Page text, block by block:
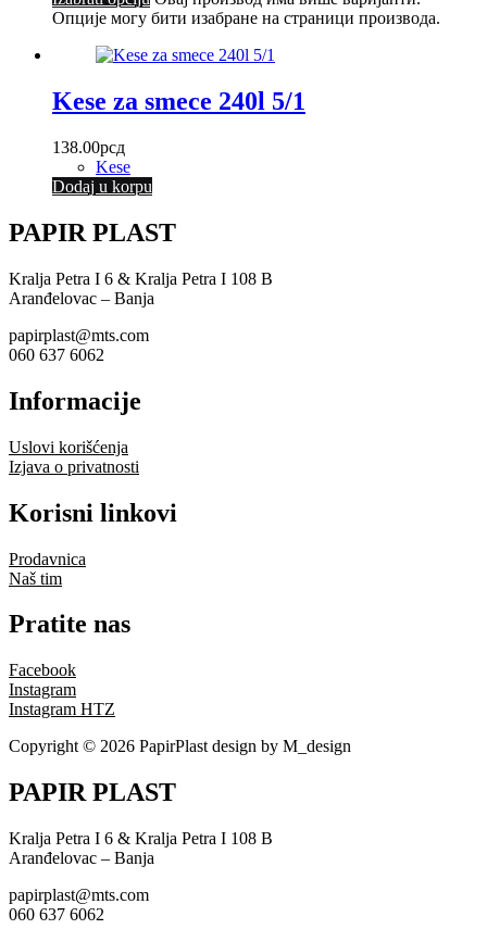
Опције могу бити изабране на страници производа.
Kese za smece 240l 5/1
138.00рсд
Kese
Dodaj u korpu
PAPIR PLAST
Kralja Petra I 6 & Kralja Petra I 108 B
Aranđelovac – Banja
papirplast@mts.com
060 637 6062
Informacije
Uslovi korišćenja
Izjava o privatnosti
Korisni linkovi
Prodavnica
Naš tim
Pratite nas
Facebook
Instagram
Instagram HTZ
Copyright © 2026 PapirPlast design by M_design
PAPIR PLAST
Kralja Petra I 6 & Kralja Petra I 108 B
Aranđelovac – Banja
papirplast@mts.com
060 637 6062